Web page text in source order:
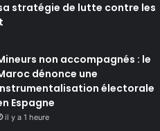
stratégie de lutte contre les
non accompagnés : le
dénonce une
électorale
Espagne
il y a 1 heure